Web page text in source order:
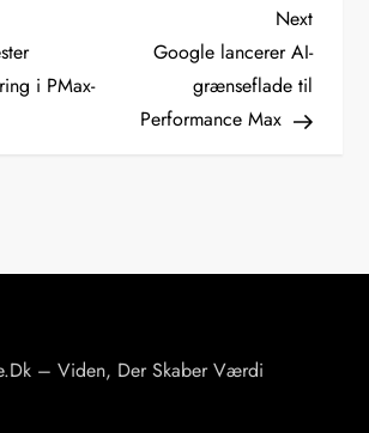
i PMax-
Next
Post
Next
Google lancerer AI-
grænseflade til
Performance Max
– Viden, Der Skaber Værdi